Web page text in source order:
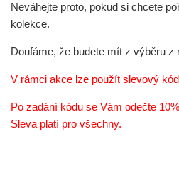
Neváhejte proto, pokud si chcete
kolekce.
Doufáme, že budete mít z výběru z
V rámci akce lze použít slevový
Po zadání kódu se Vám odečte
Sleva platí pro všechny.